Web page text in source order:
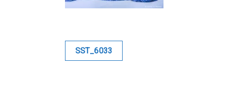
Navigation
SST_6033